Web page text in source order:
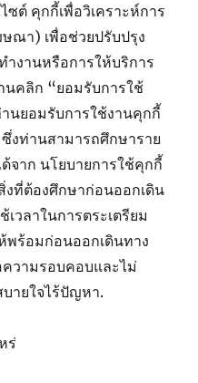
ซต์ คุกกี้เพื่อวิเคราะห์การ
ณา) เพื่อช่วยปรับปรุง
งานหรือการให้บริการ
นคลิก “ยอมรับการใช้
นยอมรับการใช้งานคุกกี้
งท่านสามารถศึกษาราย
ด้จาก นโยบายการใช้คุกกี้
ที่ต้องศึกษาก่อนออกเดิน
วลาในการตระเตรียม
พร้อมก่อนออกเดินทาง
วามรอบคอบและไม่
บายใจไร้ปัญหา.